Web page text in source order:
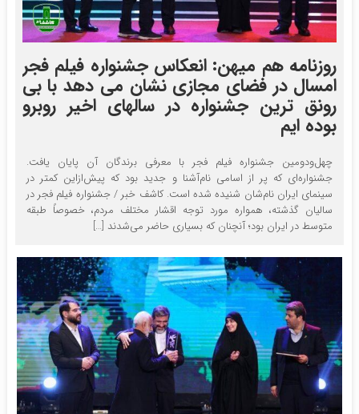
روزنامه هم میهن: انعکاس جشنواره فیلم فجر
امسال در فضای مجازی نشان می دهد با بی
رونق ترین جشنواره در سالهای اخیر روبرو
بوده ایم
چهل‌ودومین جشنواره فیلم فجر با معرفی برندگان آن پایان یافت.
جشنواره‌ای که پر از اسامی نام‌آشنا و جدید بود که پیش‌ازاین کمتر در
سینمای ایران نام‌شان شنیده شده است. کاشف خبر / جشنواره فیلم فجر در
سالیان گذشته، همواره مورد توجه اقشار مختلف مردم، خصوصاً طبقه
متوسط در ایران بود؛ آنچنان که بسیاری حاضر می‌شدند […]